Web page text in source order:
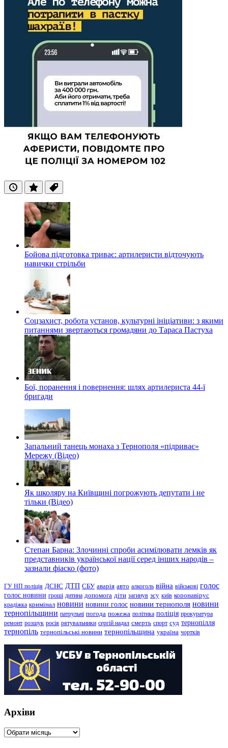
ОстанніПопулярні
Теги
Бойова підготовка триває: артилеристи відточують
навички стрільби
Соцзахист, робота установ, культурні ініціативи: з якими
питаннями звертаються громадяни до Тараса Пастуха
Бої, поранення і повернення: шлях артилериста 44-ї
бригади
Запальний танець монаха з Тернополя «підриває»
Мережу (Відео)
Як школяру на Київщині погрожують депутати і не
тільки (Відео)
Степан Барна: Злочинні спроби асимілювати лемків як
представників української нації серед інших народів –
зазнали фіаско (фото)
ГУ НП поліція ДСНС ДТП СБУ аварія авто алкоголь війна військові голос
голос новини гроші дитина допомога діти загинув зсу київ коронавірус
крадіжка кримінал новини новини голос новини тернополя новини
тернопільщини патрульні погода пожежа політика поліція прокуратура
ремонт розшук росія рятувальники сергій надал смерть спорт суд тернопілля
тернопіль тернопільські новини тернопільщина україна чортків
Архіви
Архіви